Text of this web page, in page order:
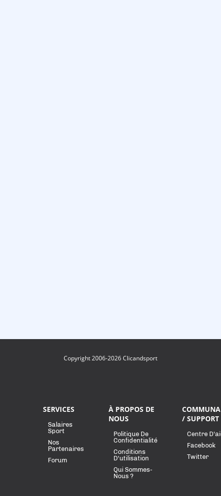
Copyright 2006-2026 Clicandsport
SERVICES
Salaires
Sport
Nos
Partenaires
Forum
À PROPOS DE
NOUS
Politique De
Confidentialité
Conditions
D'utilisation
Qui Sommes-
Nous ?
/ SUPPORT
Centre
Facebook
Twitter